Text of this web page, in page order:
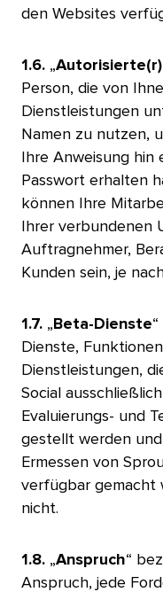
den Websites
1.6. „
Person, die von
Dienstleistungen
Namen zu nutzen,
Ihre Anweisung
Passwort erhalten
können Ihre
Ihrer verbundenen
Auftragnehmer,
Kunden sein, je
1.7. „ Beta-Dienste
Dienste,
Dienstleistungen,
Social
Evaluierungs- und
gestellt werden
Ermessen von
verfügbar gemacht
nicht.​​
1.8. „Anspruch“
Anspruch, jede